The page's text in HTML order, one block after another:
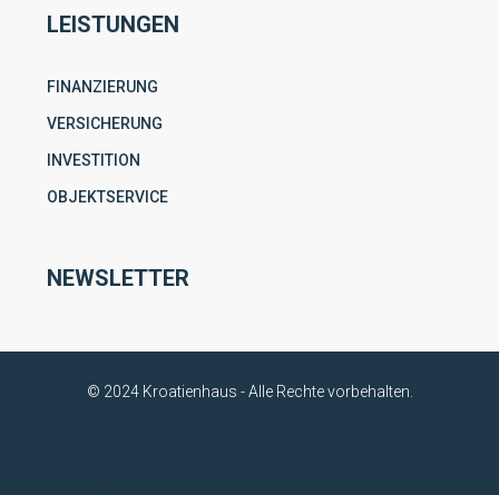
LEISTUNGEN
FINANZIERUNG
VERSICHERUNG
INVESTITION
OBJEKTSERVICE
NEWSLETTER
© 2024 Kroatienhaus - Alle Rechte vorbehalten.